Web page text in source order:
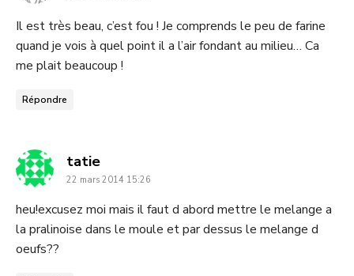
Il est très beau, c’est fou ! Je comprends le peu de farine
quand je vois à quel point il a l’air fondant au milieu… Ca
me plait beaucoup !
Répondre
tatiedit
22 mars 2014 15:26
heu!excusez moi mais il faut d abord mettre le melange a
la pralinoise dans le moule et par dessus le melange d
oeufs??